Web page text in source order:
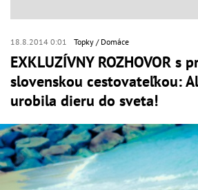
18.8.2014 0:01 Topky Domáce
EXKLUZÍVNY ROZHOVOR s
slovenskou cestovateľkou:
urobila dieru do sveta!